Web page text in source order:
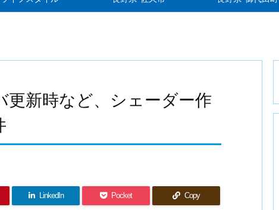
新時など、シェーダー作
LinkedIn Pocket Copy